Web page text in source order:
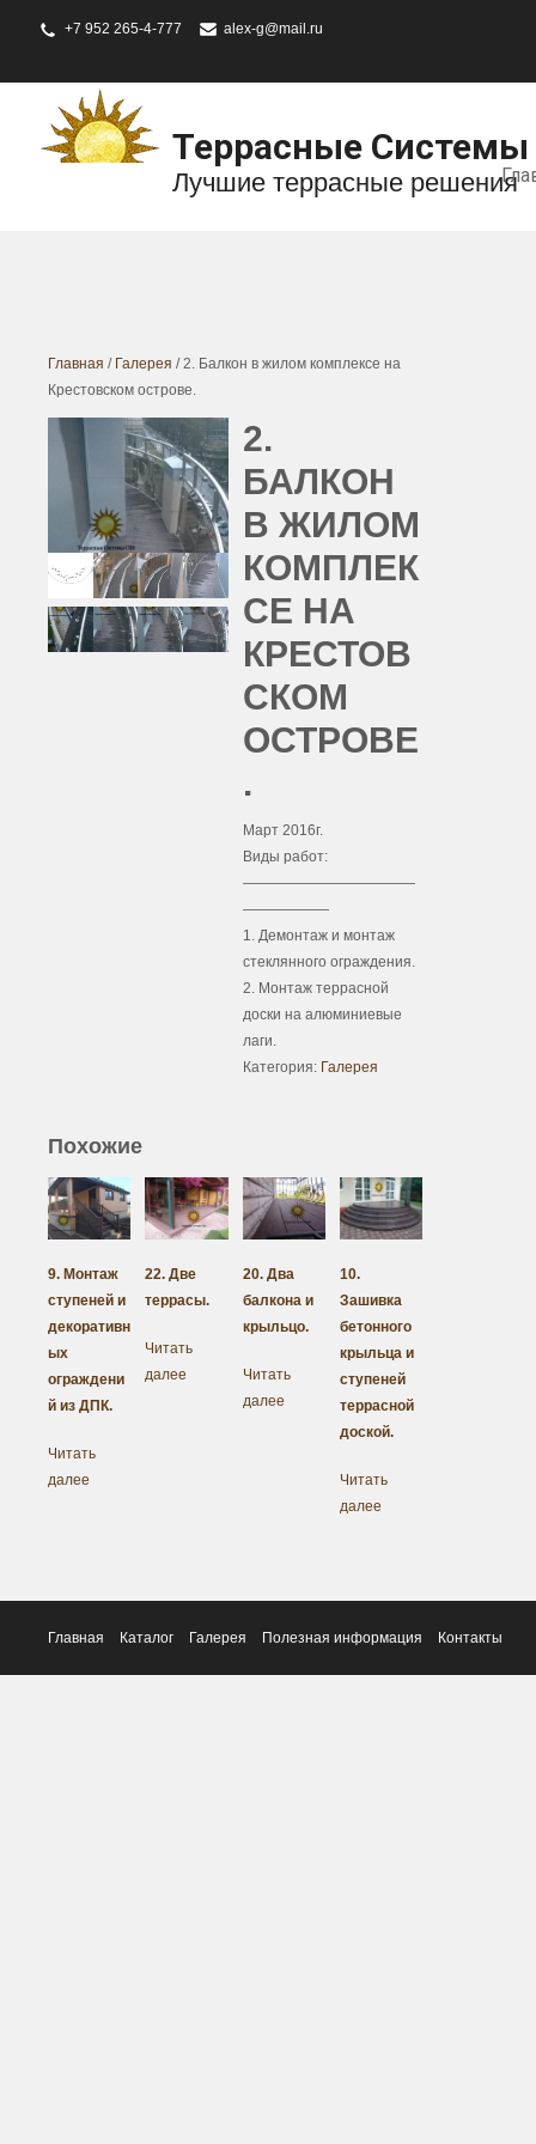
+7 952 265-4-777 alex-g@mail.ru
Террасные
Лучшие террасные решения
Главная / Галерея / 2. Балкон в жилом комплексе на
Крестовском острове.
2.
БАЛКОН
В ЖИЛОМ
КОМПЛЕК
СЕ НА
КРЕСТОВ
СКОМ
ОСТРОВЕ
.
Март 2016г.
Виды работ:
————————————
——————
1. Демонтаж и монтаж
стеклянного ограждения.
2. Монтаж террасной
доски на алюминиевые
лаги.
Категория: Галерея
Похожие
9. Монтаж
ступеней и
декоративн
ых
ограждени
й из ДПК.
Читать
далее
22. Две
террасы.
Читать
далее
20. Два
балкона и
крыльцо.
Читать
далее
10.
Зашивка
бетонного
крыльца и
ступеней
террасной
доской.
Читать
далее
Главная Каталог Галерея Полезная информация Контакты